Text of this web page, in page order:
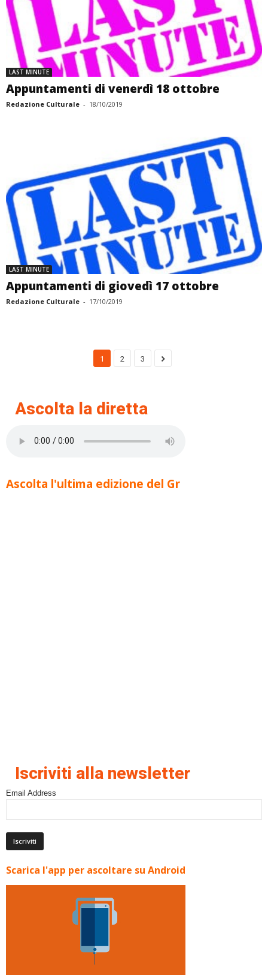
LAST MINUTE
Appuntamenti di venerdì 18 ottobre
Redazione Culturale - 18/10/2019
LAST MINUTE
Appuntamenti di giovedì 17 ottobre
Redazione Culturale - 17/10/2019
1 2 3
Ascolta la diretta
Ascolta l'ultima edizione del Gr
Iscriviti alla newsletter
Email Address
Scarica l'app per ascoltare su Android